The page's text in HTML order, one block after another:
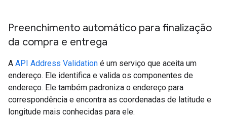
Preenchimento automático para finalização
da compra e entrega
A API Address Validation é um serviço que aceita um
endereço. Ele identifica e valida os componentes de
endereço. Ele também padroniza o endereço para
correspondência e encontra as coordenadas de latitude e
longitude mais conhecidas para ele.